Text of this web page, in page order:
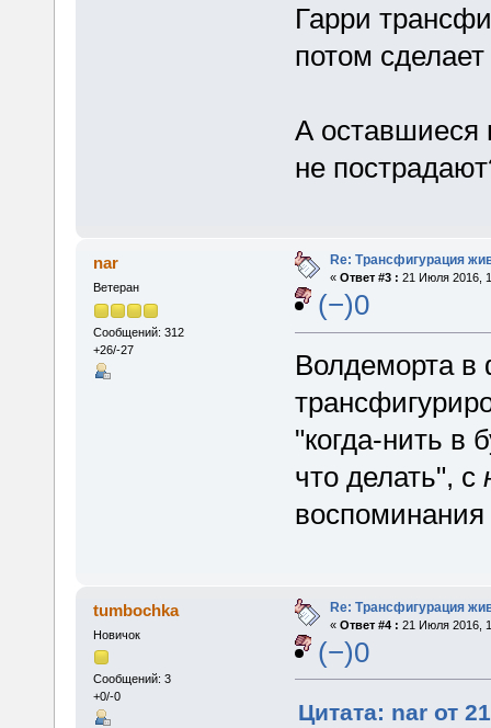
Гарри
потом
А оставшиеся
не
nar
Ветеран
Сообщений: 312
+26/-27
Re: Трансфигурация
« Ответ #3 : 21 Июля 2016,
(−)0
Волдеморта в
"когда-нить в
что делать", с
воспоминания
tumbochka
Новичок
Сообщений: 3
+0/-0
Re: Трансфигурация
« Ответ #4 : 21 Июля 2016,
(−)0
Цитата: nar от